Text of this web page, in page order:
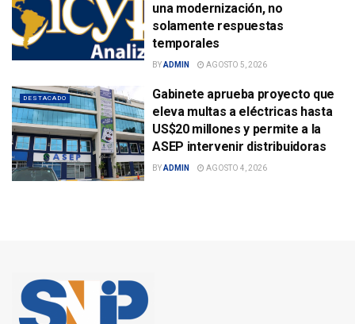
una modernización, no
solamente respuestas
temporales
BYADMIN AGOSTO 5, 2026
DESTACADO
Gabinete aprueba proyecto que
eleva multas a eléctricas hasta
US$20 millones y permite a la
ASEP intervenir distribuidoras
BYADMIN AGOSTO 4, 2026